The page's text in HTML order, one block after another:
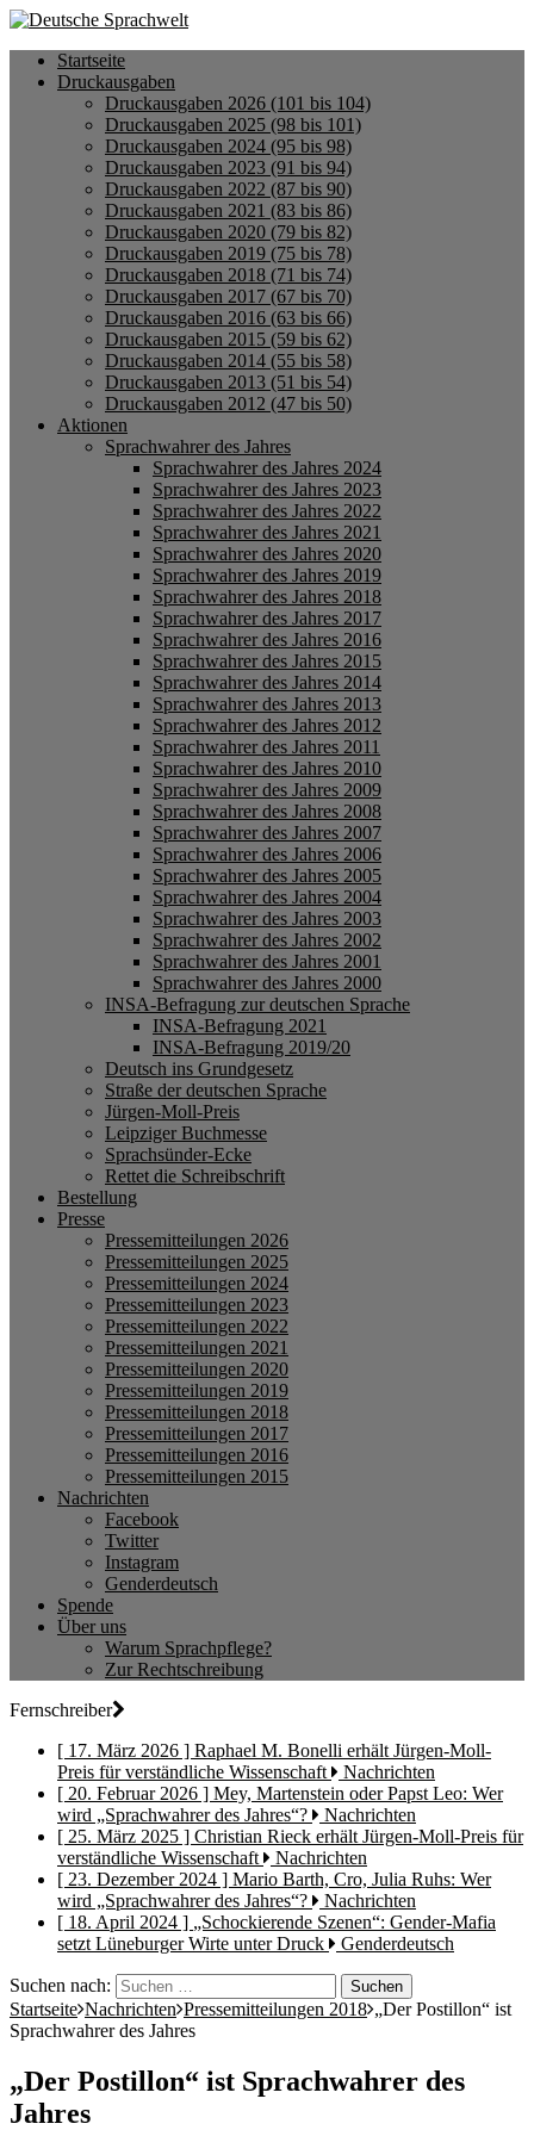
Startseite
Druckausgaben
Druckausgaben 2026 (101 bis 104)
Druckausgaben 2025 (98 bis 101)
Druckausgaben 2024 (95 bis 98)
Druckausgaben 2023 (91 bis 94)
Druckausgaben 2022 (87 bis 90)
Druckausgaben 2021 (83 bis 86)
Druckausgaben 2020 (79 bis 82)
Druckausgaben 2019 (75 bis 78)
Druckausgaben 2018 (71 bis 74)
Druckausgaben 2017 (67 bis 70)
Druckausgaben 2016 (63 bis 66)
Druckausgaben 2015 (59 bis 62)
Druckausgaben 2014 (55 bis 58)
Druckausgaben 2013 (51 bis 54)
Druckausgaben 2012 (47 bis 50)
Aktionen
Sprachwahrer des Jahres
Sprachwahrer des Jahres 2024
Sprachwahrer des Jahres 2023
Sprachwahrer des Jahres 2022
Sprachwahrer des Jahres 2021
Sprachwahrer des Jahres 2020
Sprachwahrer des Jahres 2019
Sprachwahrer des Jahres 2018
Sprachwahrer des Jahres 2017
Sprachwahrer des Jahres 2016
Sprachwahrer des Jahres 2015
Sprachwahrer des Jahres 2014
Sprachwahrer des Jahres 2013
Sprachwahrer des Jahres 2012
Sprachwahrer des Jahres 2011
Sprachwahrer des Jahres 2010
Sprachwahrer des Jahres 2009
Sprachwahrer des Jahres 2008
Sprachwahrer des Jahres 2007
Sprachwahrer des Jahres 2006
Sprachwahrer des Jahres 2005
Sprachwahrer des Jahres 2004
Sprachwahrer des Jahres 2003
Sprachwahrer des Jahres 2002
Sprachwahrer des Jahres 2001
Sprachwahrer des Jahres 2000
INSA-Befragung zur deutschen Sprache
INSA-Befragung 2021
INSA-Befragung 2019/20
Deutsch ins Grundgesetz
Straße der deutschen Sprache
Jürgen-Moll-Preis
Leipziger Buchmesse
Sprachsünder-Ecke
Rettet die Schreibschrift
Bestellung
Presse
Pressemitteilungen 2026
Pressemitteilungen 2025
Pressemitteilungen 2024
Pressemitteilungen 2023
Pressemitteilungen 2022
Pressemitteilungen 2021
Pressemitteilungen 2020
Pressemitteilungen 2019
Pressemitteilungen 2018
Pressemitteilungen 2017
Pressemitteilungen 2016
Pressemitteilungen 2015
Nachrichten
Facebook
Twitter
Instagram
Genderdeutsch
Spende
Über uns
Warum Sprachpflege?
Zur Rechtschreibung
Fernschreiber
[ 17. März 2026 ] Raphael M. Bonelli erhält Jürgen-Moll-
Preis für verständliche Wissenschaft
Nachrichten
[ 20. Februar 2026 ] Mey, Martenstein oder Papst Leo: Wer
wird „Sprachwahrer des Jahres“?
Nachrichten
[ 25. März 2025 ] Christian Rieck erhält Jürgen-Moll-Preis für
verständliche Wissenschaft
Nachrichten
[ 23. Dezember 2024 ] Mario Barth, Cro, Julia Ruhs: Wer
wird „Sprachwahrer des Jahres“?
Nachrichten
[ 18. April 2024 ] „Schockierende Szenen“: Gender-Mafia
setzt Lüneburger Wirte unter Druck
Genderdeutsch
Suchen nach:
Startseite Nachrichten Pressemitteilungen 2018 „Der Postillon“ ist
Sprachwahrer des Jahres
„Der Postillon“ ist Sprachwahrer des
Jahres